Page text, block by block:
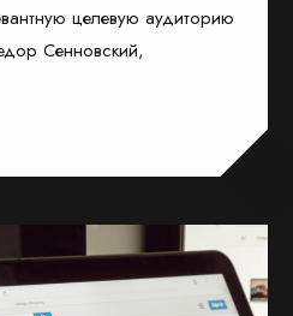
целевую аудиторию
Сенновский,